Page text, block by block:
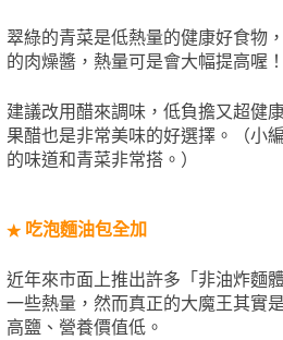
翠綠的青菜是低熱量的健康好食物
的肉燥醬，熱量可是會大幅提高喔！
建議改用醋來調味，低負擔又超健
果醋也是非常美味的好選擇。（小
的味道和青菜非常搭。）
★ 吃泡麵油包全加
近年來市面上推出許多「非油炸麵
一些熱量，然而真正的大魔王其實
高鹽、營養價值低。